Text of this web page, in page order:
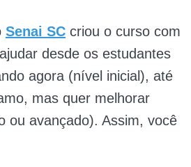
Senai SC criou o curso com
desde os estudantes
agora (nível inicial), até
mas quer melhorar
ou avançado). Assim, você